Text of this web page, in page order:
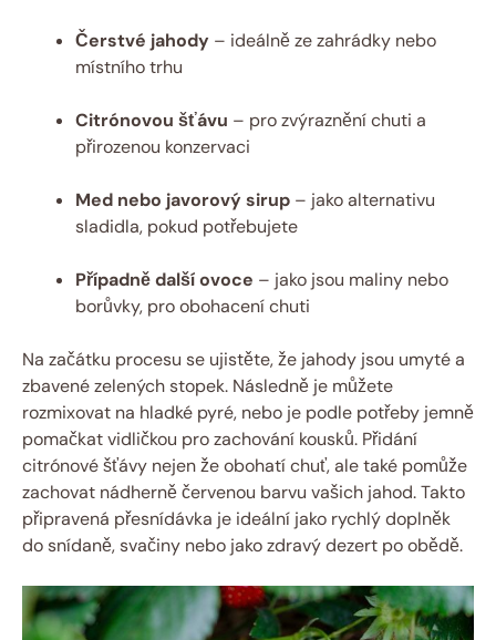
Čerstvé jahody – ideálně ze zahrádky nebo
místního trhu
Citrónovou šťávu – pro zvýraznění chuti a
přirozenou konzervaci
Med nebo javorový sirup – jako alternativu
sladidla, pokud potřebujete
Případně další ovoce – jako jsou maliny nebo
borůvky, pro obohacení chuti
Na začátku procesu se ujistěte, že jahody jsou umyté a
zbavené zelených stopek. Následně je můžete
rozmixovat na hladké pyré, nebo je podle potřeby jemně
pomačkat vidličkou pro zachování kousků. Přidání
citrónové šťávy nejen že obohatí chuť, ale také pomůže
zachovat nádherně červenou barvu vašich jahod. Takto
připravená přesnídávka je ideální jako rychlý doplněk
do snídaně, svačiny nebo jako zdravý dezert po obědě.